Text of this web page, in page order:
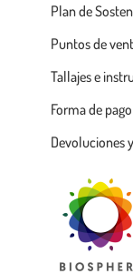
Plan de
Puntos de
Tallajes e
Forma de
Devoluciones